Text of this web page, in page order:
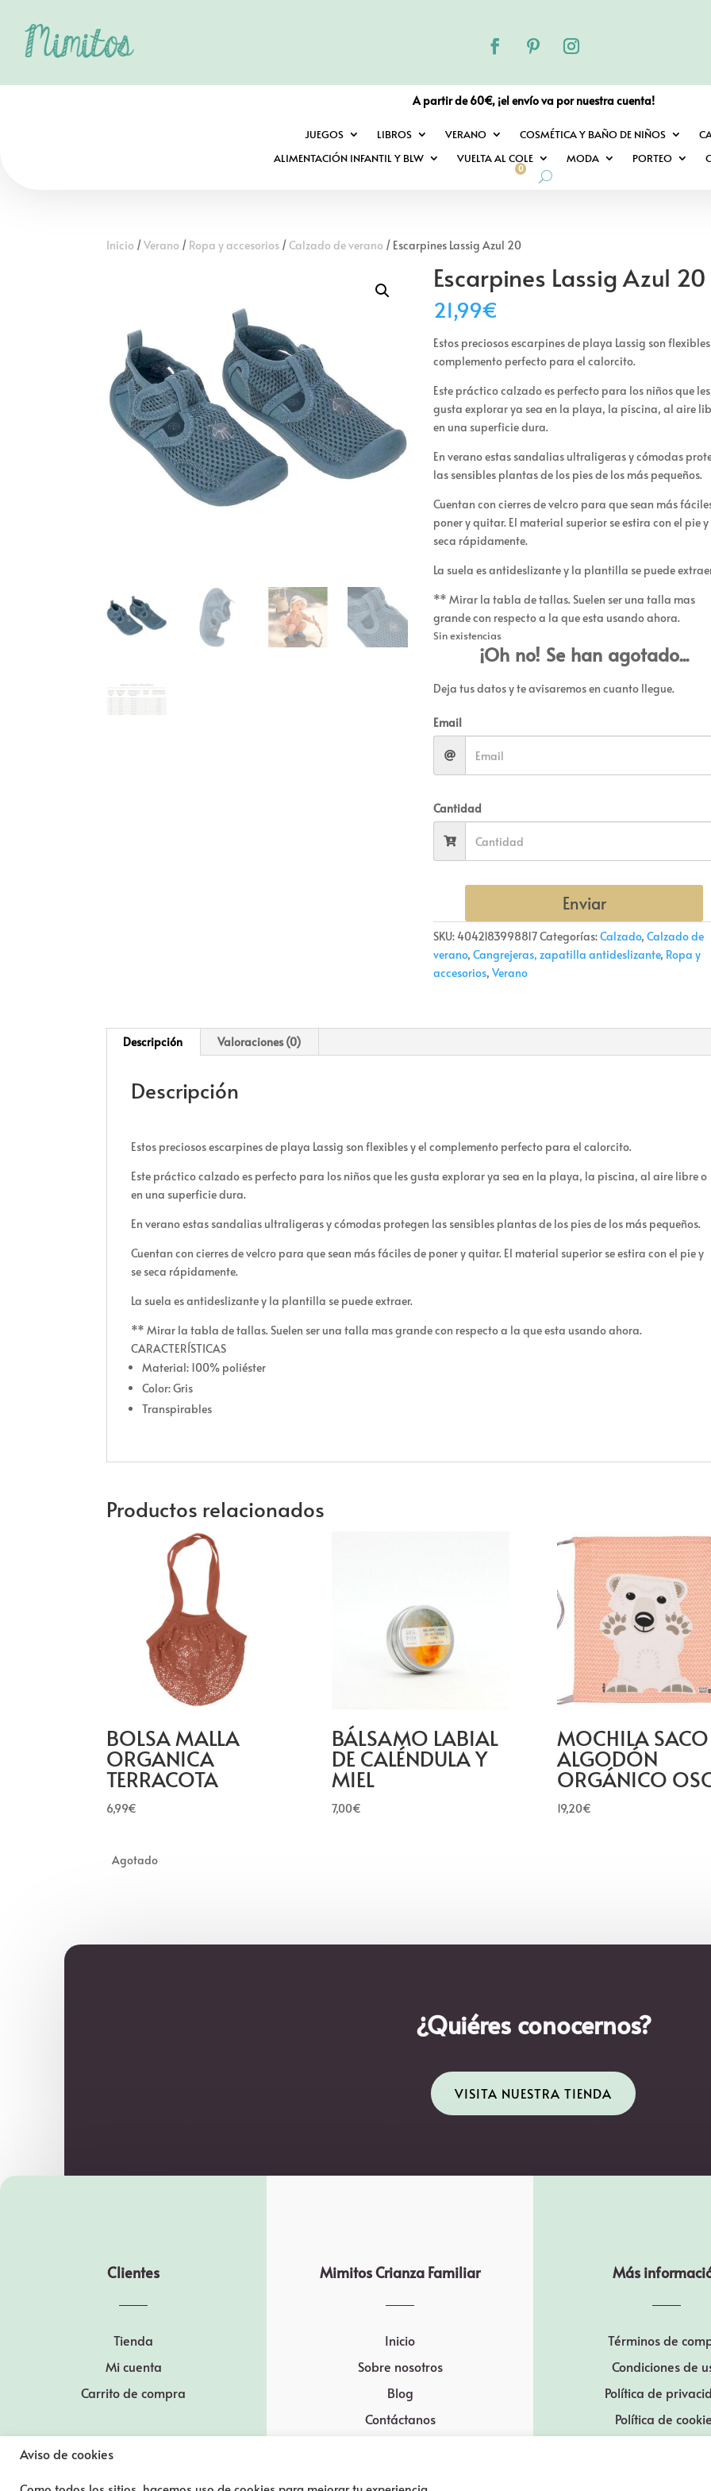
A partir de 60€, ¡el envío va por nuestra cuenta!
JUEGOS LIBROS VERANO COSMÉTICA Y BAÑO DE NIÑOS
ALIMENTACIÓN INFANTIL Y BLW
VUELTA AL COLE MODA PORTEO
0
Inicio /Verano / Ropa y accesorios /Calzado de verano / Escarpines Lassig Azul 20
Escarpines Lassig Azul 20
21,99€
Estos preciosos escarpines de playa Lassig son
complemento perfecto para el calorcito.
Este práctico calzado es perfecto para los niños que les
gusta explorar ya sea en la playa, la piscina, al aire
en una superficie dura.
En verano estas sandalias ultraligeras y cómodas
las sensibles plantas de los pies de los más pequeños.
Cuentan con cierres de velcro para que sean más
poner y quitar. El material superior se estira con el pie y
seca rápidamente.
La suela es antideslizante y la plantilla se puede
** Mirar la tabla de tallas. Suelen ser una talla mas
grande con respecto a la que esta usando ahora.
Sin existencias
¡Oh no! Se han agotado...
Deja tus datos y te avisaremos en cuanto llegue.
Email
Cantidad
Enviar
SKU: 4042183998817Categorías:Calzado,Calzado de
verano,Cangrejeras, zapatilla antideslizante, Ropa y
accesorios,Verano
Descripción Valoraciones (0)
Descripción
Estos preciosos escarpines de playa Lassig son flexibles y el complemento perfecto para el calorcito.
Este práctico calzado es perfecto para los niños que les gusta explorar ya sea en la playa, la piscina, al aire libre o
en una superficie dura.
En verano estas sandalias ultraligeras y cómodas protegen las sensibles plantas de los pies de los más pequeños.
Cuentan con cierres de velcro para que sean más fáciles de poner y quitar. El material superior se estira con el pie y
se seca rápidamente.
La suela es antideslizante y la plantilla se puede extraer.
** Mirar la tabla de tallas. Suelen ser una talla mas grande con respecto a la que esta usando ahora.
CARACTERÍSTICAS
Material: 100% poliéster
Color: Gris
Transpirables
Productos relacionados
BOLSA MALLA
ORGANICA
TERRACOTA
6,99€
BÁLSAMO LABIAL
DE CALÉNDULA Y
MIEL
7,00€
MOCHILA SACO
ALGODÓN
ORGÁNICO
19,20€
¿Quiéres conocernos?
VISITA NUESTRA TIENDA
Clientes
Tienda
Mi cuenta
Carrito de compra
Mimitos Crianza Familiar
Inicio
Sobre nosotros
Blog
Contáctanos
Más
Términos de
Condiciones de
Política de
Política de
Aviso de cookies